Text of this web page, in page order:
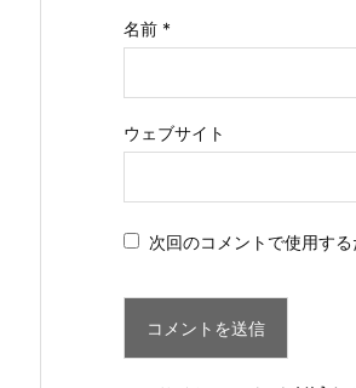
名前 *
ウェブサイト
次回のコメントで使用す